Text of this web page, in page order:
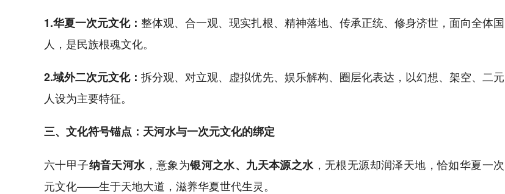
1.华夏一次元文化：整体观、合一观、现实扎根、精神落地、传承正统、修身济世，面向全体国
人，是民族根魂文化。
2.域外二次元文化：拆分观、对立观、虚拟优先、娱乐解构、圈层化表达，以幻想、架空、二元
人设为主要特征。
三、文化符号锚点：天河水与一次元文化的绑定
六十甲子纳音天河水，意象为银河之水、九天本源之水，无根无源却润泽天地，恰如华夏一次
元文化——生于天地大道，滋养华夏世代生灵。